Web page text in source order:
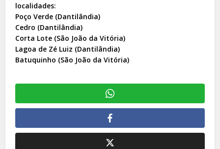
localidades:
Poço Verde (Dantilândia)
Cedro (Dantilândia)
Corta Lote (São João da Vitória)
Lagoa de Zé Luiz (Dantilândia)
Batuquinho (São João da Vitória)